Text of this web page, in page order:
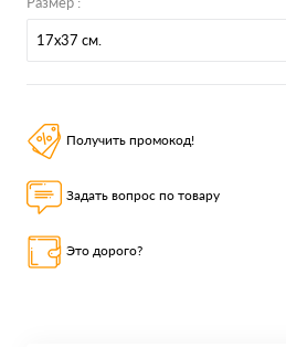
17x37 см.
Получить промокод!
Задать вопрос по товару
Это дорого?